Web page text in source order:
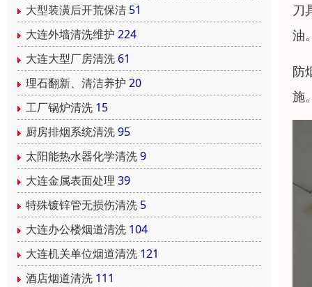
大型装潢后开荒保洁 51
大连外墙清洗维护 224
大连大型厂房清洗 61
理石翻新、清洁养护 20
工厂锅炉清洗 15
厨房排烟系统清洗95
太阳能热水器化学清洗9
大连金属表面处理 39
特殊镀锌管无损伤清洗 5
大连办公楼烟道清洗 104
大连机关单位烟道清洗 121
酒店烟道清洗 111
刀
油
防
施